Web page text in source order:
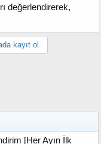
değerlendirerek,
kayıt ol.
[Her Ayın İlk